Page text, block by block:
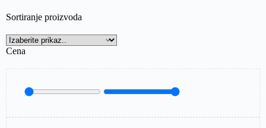
Sortiranje proizvoda
Cena